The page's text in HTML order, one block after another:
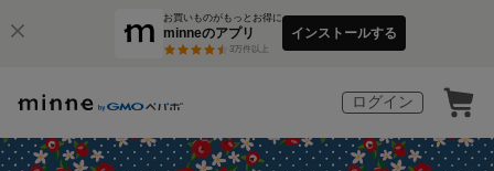
お買いものがもっとお得に
minneのアプリ
3万件以上
インストールする
ログイン